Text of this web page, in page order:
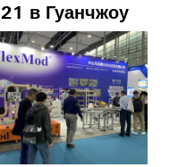
в Гуанчжоу